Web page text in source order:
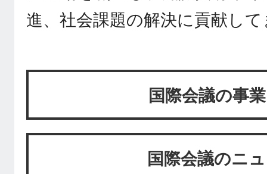
進、社会課題の解決に貢献し
国際会議の事
国際会議のニ